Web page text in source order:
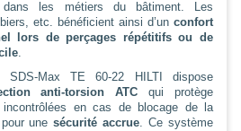
dans les métiers du bâtiment. Les
etc. bénéficient ainsi d’un confort
lors de perçages répétitifs ou de
.
Max TE 60-22 HILTI dispose
anti-torsion ATC qui protège
incontrôlées en cas de blocage de la
pour unesécurité accrue. Ce système